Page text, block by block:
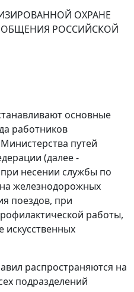
ОХРАНЕ
РОССИЙСКОЙ
основные
работников
путей
(далее -
несении службы по
железнодорожных
поездов, при
работы,
распространяются на
подразделений